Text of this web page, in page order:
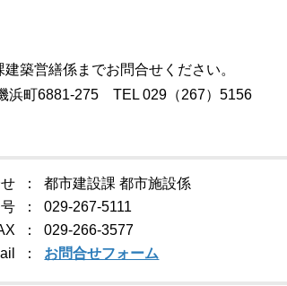
築営繕係までお問合せください。
浜町6881-275 TEL 029（267）5156
都市建設課 都市施設係
029-267-5111
029-266-3577
お問合せフォーム